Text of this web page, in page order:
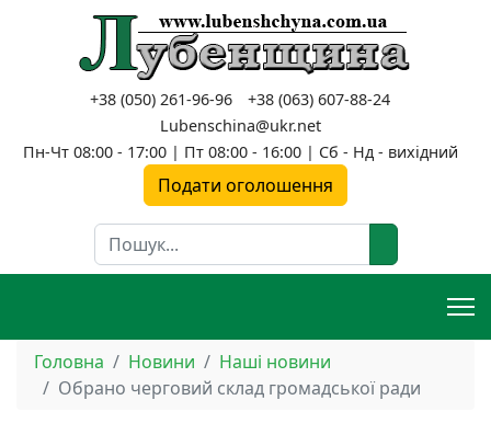
+38 (050) 261-96-96
+38 (063) 607-88-24
Lubenschina@ukr.net
Пн-Чт 08:00 - 17:00 | Пт 08:00 - 16:00 | Сб - Нд - вихідний
Подати оголошення
Пошук
Головна Новини
Наші новини
Обрано черговий склад громадської ради